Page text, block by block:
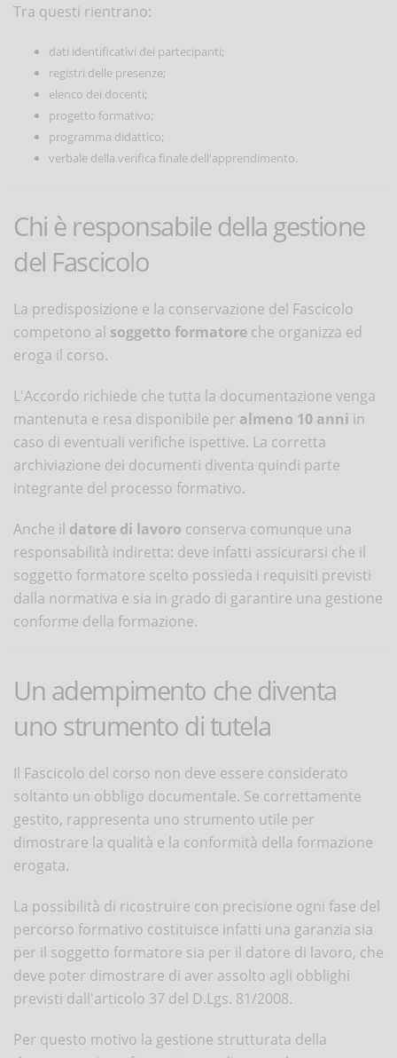
Tra questi rientrano:
dati identificativi dei partecipanti;
registri delle presenze;
elenco dei docenti;
progetto formativo;
programma didattico;
verbale della verifica finale dell'apprendimento.
Chi è responsabile della gestione
del Fascicolo
La predisposizione e la conservazione del Fascicolo
competono al soggetto formatore che organizza ed
eroga il corso.
L'Accordo richiede che tutta la documentazione venga
mantenuta e resa disponibile per almeno 10 anni in
caso di eventuali verifiche ispettive. La corretta
archiviazione dei documenti diventa quindi parte
integrante del processo formativo.
Anche il datore di lavoro conserva comunque una
responsabilità indiretta: deve infatti assicurarsi che il
soggetto formatore scelto possieda i requisiti previsti
dalla normativa e sia in grado di garantire una gestione
conforme della formazione.
Un adempimento che diventa
uno strumento di tutela
Il Fascicolo del corso non deve essere considerato
soltanto un obbligo documentale. Se correttamente
gestito, rappresenta uno strumento utile per
dimostrare la qualità e la conformità della formazione
erogata.
La possibilità di ricostruire con precisione ogni fase del
percorso formativo costituisce infatti una garanzia sia
per il soggetto formatore sia per il datore di lavoro, che
deve poter dimostrare di aver assolto agli obblighi
previsti dall'articolo 37 del D.Lgs. 81/2008.
Per questo motivo la gestione strutturata della